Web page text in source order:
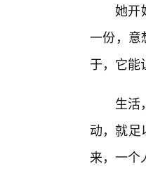
她开
一份，意
于，它能
生活
动，就足
来，一个